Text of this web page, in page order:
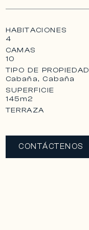
HABITACIONES
4
CAMAS
10
TIPO DE PROPIEDAD
Cabaña, Cabaña
SUPERFICIE
145m2
TERRAZA
CONTÁCTENOS